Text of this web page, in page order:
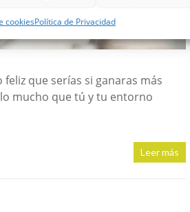
cookiesPolítica de Privacidad
feliz que serías si ganaras más
mucho que tú y tu entorno
Leer más